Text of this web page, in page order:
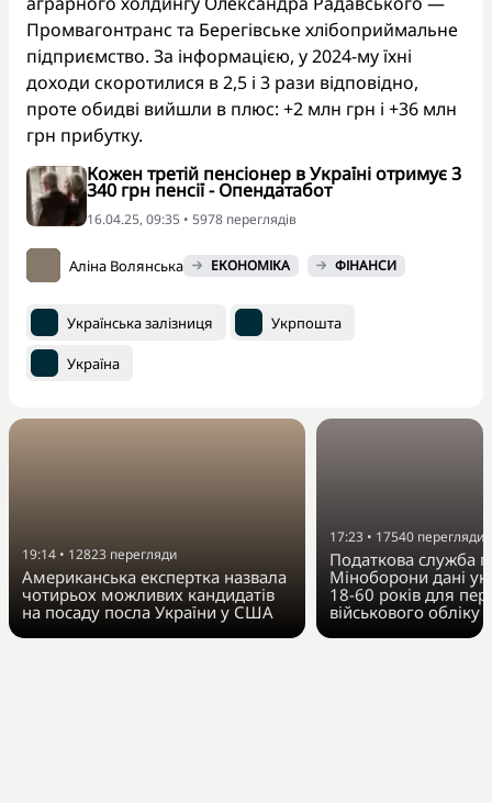
Промвагонтранс та Берегівське хлібоприймальне
підприємство. За інформацією, у 2024-му їхні
доходи скоротилися в 2,5 і 3 рази відповідно,
проте обидві вийшли в плюс: +2 млн грн і +36 млн
грн прибутку.
Кожен третій пенсіонер в Україні отримує 3
340 грн пенсії - Опендатабот
16.04.25, 09:35 • 5978 переглядiв
Аліна Волянська ЕКОНОМІКА ФІНАНСИ
Українська залізниця Укрпошта
Україна
19:14 • 12823 перегляди
Американська експертка назвала
чотирьох можливих кандидатів
на посаду посла України у США
17:23 • 17540 перегляди
Податкова служба
Міноборони дані
18-60 років для
військового обліку